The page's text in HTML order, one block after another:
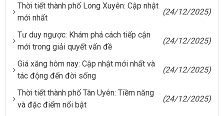
Thời tiết thành phố Long Xuyên: Cập nhật
mới nhất
(24/12/2025)
Tư duy ngược: Khám phá cách tiếp cận
mới trong giải quyết vấn đề
(24/12/2025)
Giá xăng hôm nay: Cập nhật mới nhất và
tác động đến đời sống
(24/12/2025)
Thời tiết thành phố Tân Uyên: Tiềm năng
và đặc điểm nổi bật
(24/12/2025)